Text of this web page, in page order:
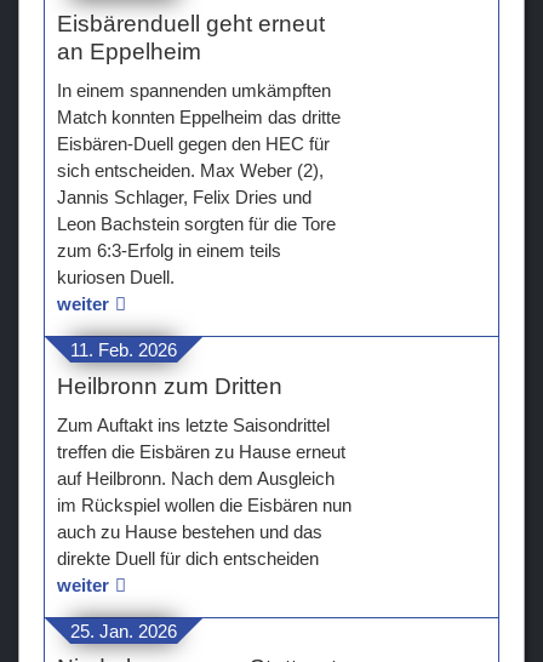
Eisbärenduell geht erneut
an Eppelheim
In einem spannenden umkämpften
Match konnten Eppelheim das dritte
Eisbären-Duell gegen den HEC für
sich entscheiden. Max Weber (2),
Jannis Schlager, Felix Dries und
Leon Bachstein sorgten für die Tore
zum 6:3-Erfolg in einem teils
kuriosen Duell.
weiter
11. Feb. 2026
Heilbronn zum Dritten
Zum Auftakt ins letzte Saisondrittel
treffen die Eisbären zu Hause erneut
auf Heilbronn. Nach dem Ausgleich
im Rückspiel wollen die Eisbären nun
auch zu Hause bestehen und das
direkte Duell für dich entscheiden
weiter
25. Jan. 2026